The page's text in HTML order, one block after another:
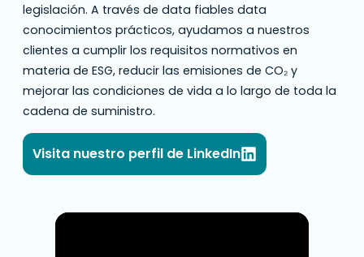
legislación. A través de data fiables data
conocimientos prácticos, ayudamos a nuestros
clientes a cumplir los requisitos normativos en
materia de ESG, reducir las emisiones de CO₂ y
mejorar las condiciones de vida a lo largo de toda la
cadena de suministro.
Visita nuestro perfil de LinkedIn